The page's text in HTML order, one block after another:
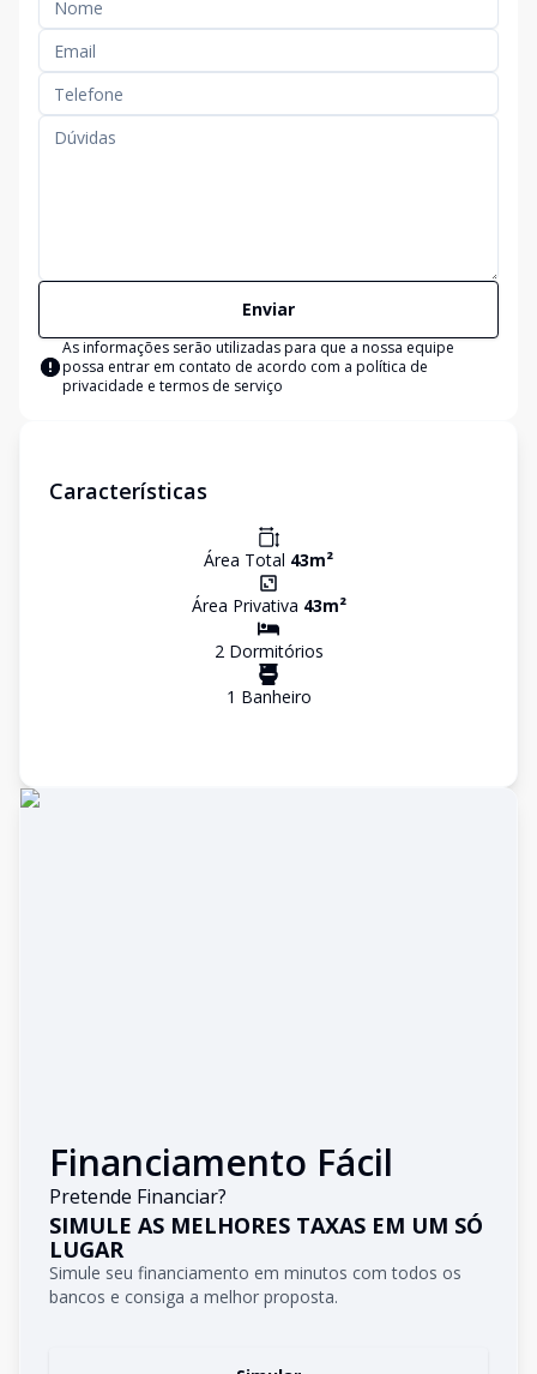
Enviar
As informações serão utilizadas para que a nossa equipe
possa entrar em contato de acordo com a política de
privacidade e termos de serviço
Características
Área Total 43m²
Área Privativa 43m²
2Dormitórios
1 Banheiro
Financiamento Fácil
Pretende Financiar?
SIMULE AS MELHORES TAXAS EM UM SÓ
LUGAR
Simule seu financiamento em minutos com todos os
bancos e consiga a melhor proposta.